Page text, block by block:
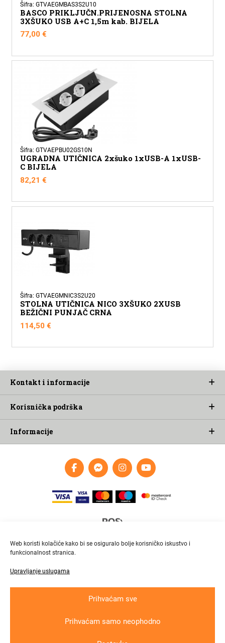
Web koristi kolačiće kako bi se osiguralo bolje korisničko iskustvo i
funkcionalnost stranica.
Upravljanje uslugama
Prihvaćam sve
Prihvaćam samo neophodno
Šifra: GTVAEGMBAS3S2U10
BASCO PRIKLJUČN.PRIJENOSNA STOLNA
3XŠUKO USB A+C 1,5m kab. BIJELA
77,00€
Šifra: GTVAEPBU02GS10N
UGRADNA UTIČNICA 2xšuko 1xUSB-A 1xUSB-
C BIJELA
82,21€
Šifra: GTVAEGMNIC3S2U20
STOLNA UTIČNICA NICO 3XŠUKO 2XUSB
BEŽIČNI PUNJAČ CRNA
114,50€
Kontakt i informacije
Korisnička podrška
Informacije
Brza i pouzdana dostava
za regionalni razvoj u sklopu Operativnog programa „Konkurentnost i kohezija“